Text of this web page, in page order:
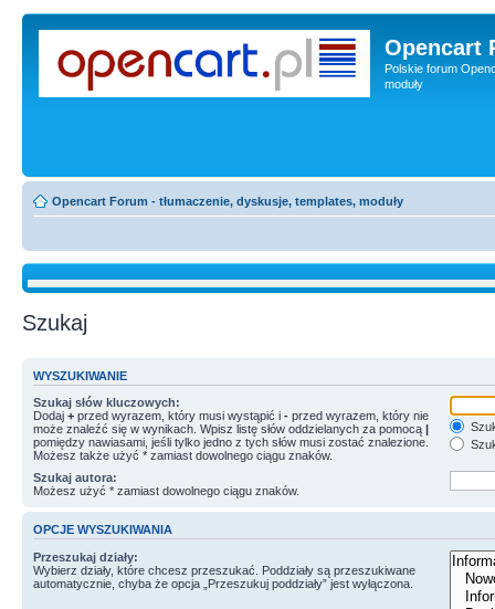
Opencart
Polskie forum
moduły
Opencart Forum - tłumaczenie, dyskusje, templates, moduły
Szukaj
WYSZUKIWANIE
Szukaj słów kluczowych:
Dodaj + przed wyrazem, który musi wystąpić i - przed wyrazem, który nie
może znaleźć się w wynikach. Wpisz listę słów oddzielanych za pomocą |
pomiędzy nawiasami, jeśli tylko jedno z tych słów musi zostać znalezione.
Możesz także użyć * zamiast dowolnego ciągu znaków.
Szukaj autora:
Możesz użyć * zamiast dowolnego ciągu znaków.
OPCJE WYSZUKIWANIA
Przeszukaj działy:
Wybierz działy, które chcesz przeszukać. Poddziały są przeszukiwane
automatycznie, chyba że opcja „Przeszukuj poddziały” jest wyłączona.